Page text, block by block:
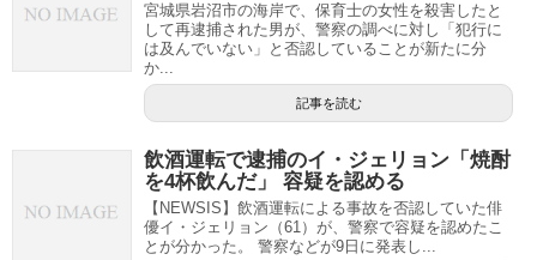
宮城県岩沼市の海岸で、保育士の女性を殺害したと
して再逮捕された男が、警察の調べに対し「犯行に
は及んでいない」と否認していることが新たに分
か...
記事を読む
飲酒運転で逮捕のイ・ジェリョン「焼酎
を4杯飲んだ」 容疑を認める
【NEWSIS】飲酒運転による事故を否認していた俳
優イ・ジェリョン（61）が、警察で容疑を認めたこ
とが分かった。 警察などが9日に発表し...